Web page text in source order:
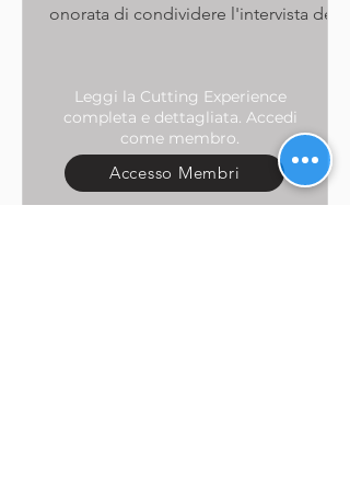
onorata di condividere l'intervista del
Leggi la Cutting Experience
completa e dettagliata. Accedi
come membro.
Accesso Membri